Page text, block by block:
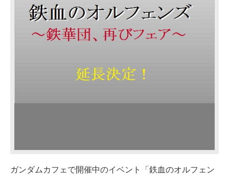
ガンダムカフェで開催中のイベント「鉄血のオルフェン